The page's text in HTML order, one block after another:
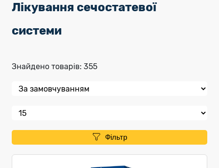
Лікування сечостатевої
системи
Знайдено товарів: 355
Фільтр